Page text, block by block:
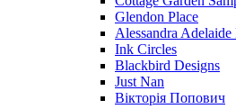
Glendon Place
Alessandra
Ink Circles
Blackbird Designs
Just Nan
Вікторія Попович